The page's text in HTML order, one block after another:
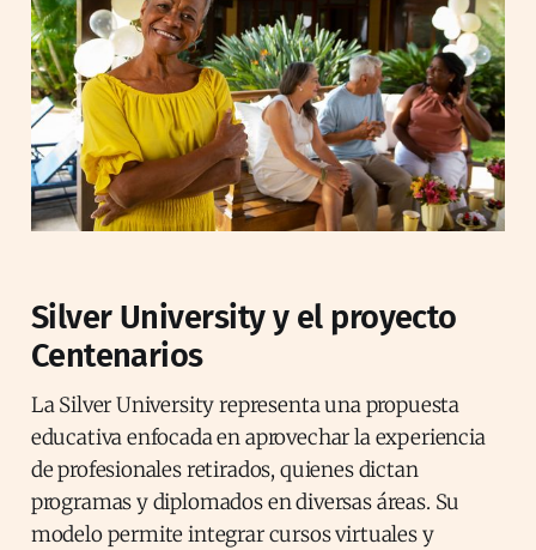
Silver University y el proyecto
Centenarios
La Silver University representa una propuesta
educativa enfocada en aprovechar la experiencia
de profesionales retirados, quienes dictan
programas y diplomados en diversas áreas. Su
modelo permite integrar cursos virtuales y